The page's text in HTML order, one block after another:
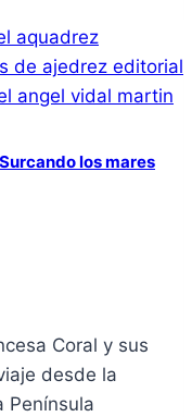
los mares
Coral y sus
desde la
Península